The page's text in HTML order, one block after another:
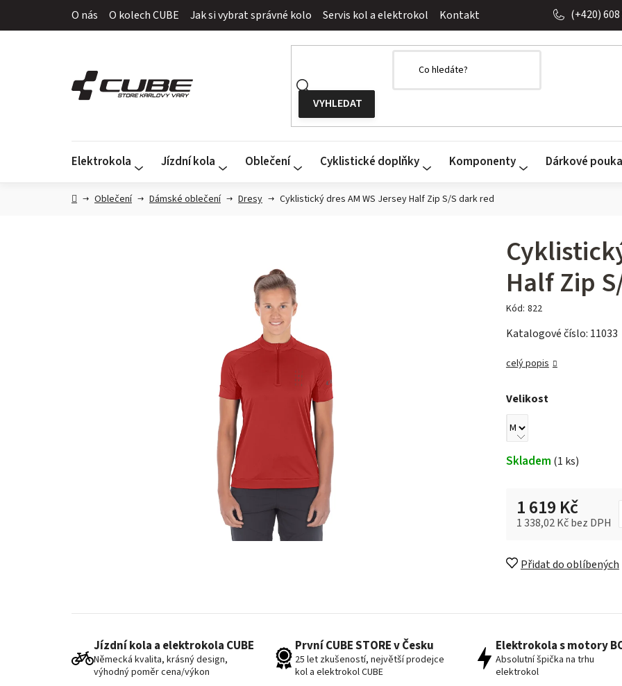
O nás O kolech CUBE Jak si vybrat správné kolo Servis kol a elektrokol Kontakt (+420)
Elektrokola Jízdní kola Oblečení Cyklistické doplňky Komponenty Dárkové
DomůOblečení Dámské oblečení Dresy Cyklistický dres AM WS Jersey Half Zip S/S dark red
Half Zip
Kód: 822
Katalogové číslo: 11033
celý popis
Velikost
Skladem (1 ks)
1 619 Kč
1 338,02 Kč bez DPH
Přidat do oblíbených
Jízdní kola a elektrokola CUBE
Německá kvalita, krásný design,
výhodný poměr cena/výkon
První CUBE STORE v Česku
25 let zkušeností, největší prodejce
kol a elektrokol CUBE
Elektrokola s motory
Absolutní špička na trhu
elektrokol